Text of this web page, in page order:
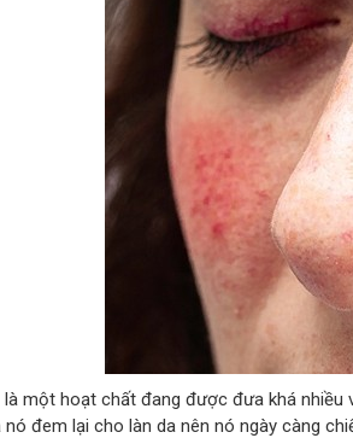
một hoạt chất đang được đưa khá
nó đem lại cho làn da nên nó ngày càng